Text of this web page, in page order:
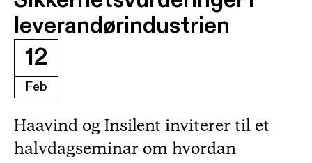
leverandørindustrien
Haavind og Insilent inviterer til et
halvdagseminar om hvordan
12
Feb